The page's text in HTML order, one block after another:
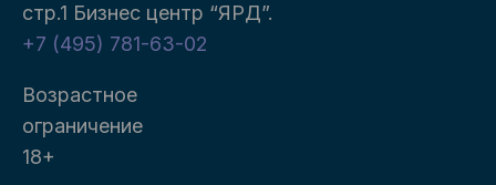
стр.1 Бизнес центр “ЯРД”.
+7 (495) 781-63-02
Возрастное
ограничение
18+